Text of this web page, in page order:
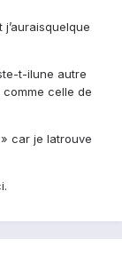
t-ilune autre
celle de
car je latrouve